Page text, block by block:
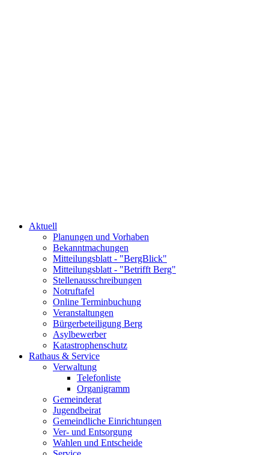
Aktuell
Planungen und Vorhaben
Bekanntmachungen
Mitteilungsblatt - "BergBlick"
Mitteilungsblatt - "Betrifft Berg"
Stellenausschreibungen
Notruftafel
Online Terminbuchung
Veranstaltungen
Bürgerbeteiligung Berg
Asylbewerber
Katastrophenschutz
Rathaus & Service
Verwaltung
Telefonliste
Organigramm
Gemeinderat
Jugendbeirat
Gemeindliche Einrichtungen
Ver- und Entsorgung
Wahlen und Entscheide